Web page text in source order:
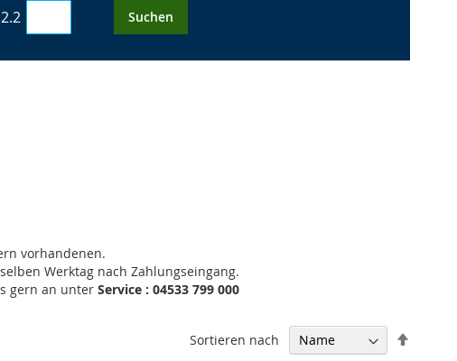
Suchen
vorhandenen.
Werktag nach Zahlungseingang.
gern an unterService : 04533 799 000
Sortieren nach